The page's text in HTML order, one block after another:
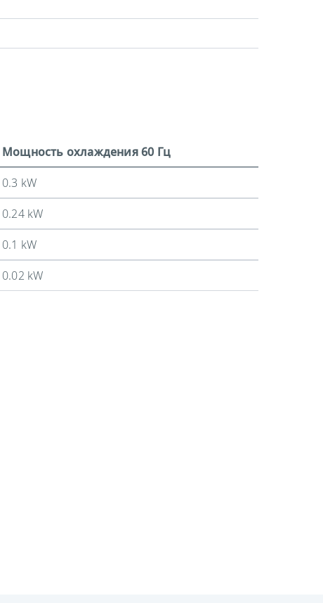
Мощность охлаждения 60 Гц
0.3 kW
0.24 kW
0.1 kW
0.02 kW